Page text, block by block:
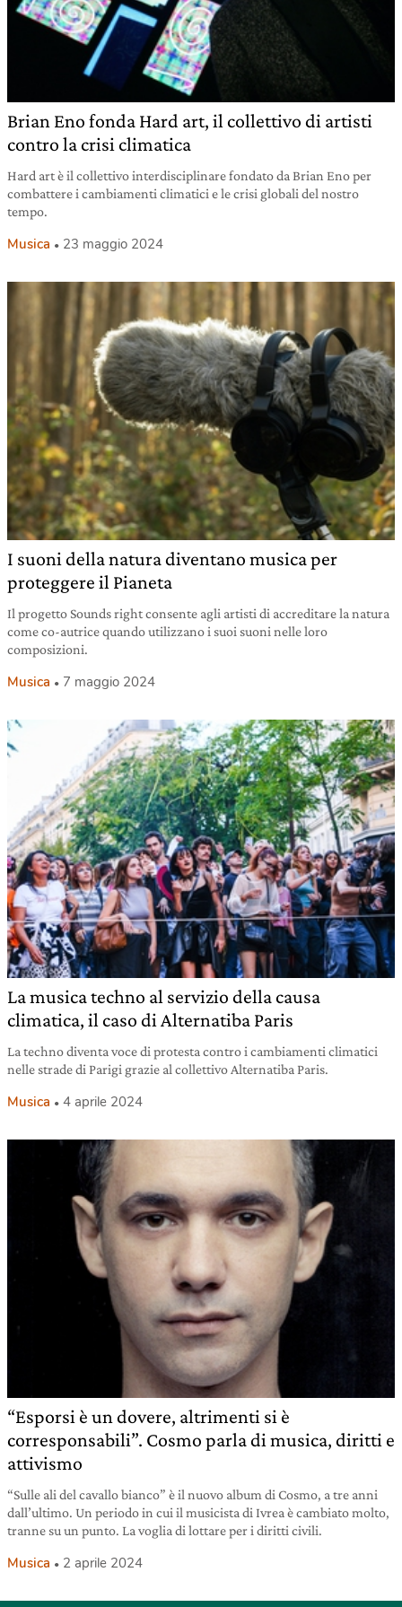
Brian Eno fonda Hard art, il collettivo di artisti
contro la crisi climatica
Hard art è il collettivo interdisciplinare fondato da Brian Eno per
combattere i cambiamenti climatici e le crisi globali del nostro
tempo.
Musica 23 maggio 2024
I suoni della natura diventano musica per
proteggere il Pianeta
Il progetto Sounds right consente agli artisti di accreditare la natura
come co-autrice quando utilizzano i suoi suoni nelle loro
composizioni.
Musica 7 maggio 2024
La musica techno al servizio della causa
climatica, il caso di Alternatiba Paris
La techno diventa voce di protesta contro i cambiamenti climatici
nelle strade di Parigi grazie al collettivo Alternatiba Paris.
Musica 4 aprile 2024
“Esporsi è un dovere, altrimenti si è
corresponsabili”. Cosmo parla di musica, diritti e
attivismo
“Sulle ali del cavallo bianco” è il nuovo album di Cosmo, a tre anni
dall’ultimo. Un periodo in cui il musicista di Ivrea è cambiato molto,
tranne su un punto. La voglia di lottare per i diritti civili.
Musica 2 aprile 2024